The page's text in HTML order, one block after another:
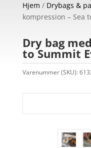
Hjem / Drybags &
kompression – Sea
Dry bag
to Summit
Varenummer (SKU):